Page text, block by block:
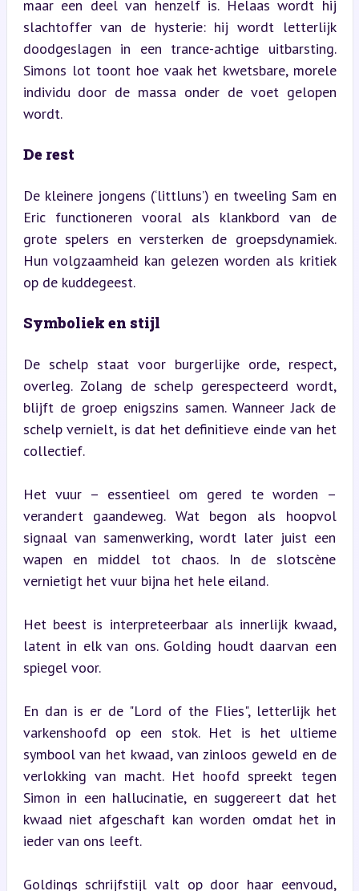
maar een deel van henzelf is. Helaas wordt hij
slachtoffer van de hysterie: hij wordt letterlijk
doodgeslagen in een trance-achtige uitbarsting.
Simons lot toont hoe vaak het kwetsbare, morele
individu door de massa onder de voet gelopen
wordt.
De rest
De kleinere jongens (‘littluns’) en tweeling Sam en
Eric functioneren vooral als klankbord van de
grote spelers en versterken de groepsdynamiek.
Hun volgzaamheid kan gelezen worden als kritiek
op de kuddegeest.
Symboliek en stijl
De schelp staat voor burgerlijke orde, respect,
overleg. Zolang de schelp gerespecteerd wordt,
blijft de groep enigszins samen. Wanneer Jack de
schelp vernielt, is dat het definitieve einde van het
collectief.
Het vuur – essentieel om gered te worden –
verandert gaandeweg. Wat begon als hoopvol
signaal van samenwerking, wordt later juist een
wapen en middel tot chaos. In de slotscène
vernietigt het vuur bijna het hele eiland.
Het beest is interpreteerbaar als innerlijk kwaad,
latent in elk van ons. Golding houdt daarvan een
spiegel voor.
En dan is er de "Lord of the Flies", letterlijk het
varkenshoofd op een stok. Het is het ultieme
symbool van het kwaad, van zinloos geweld en de
verlokking van macht. Het hoofd spreekt tegen
Simon in een hallucinatie, en suggereert dat het
kwaad niet afgeschaft kan worden omdat het in
ieder van ons leeft.
Goldings schrijfstijl valt op door haar eenvoud,